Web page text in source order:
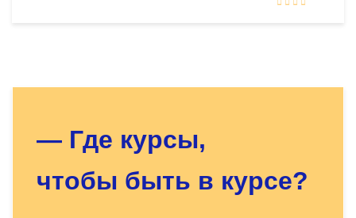
— Где курсы,
чтобы быть в курсе?
для Вас нужный курс!